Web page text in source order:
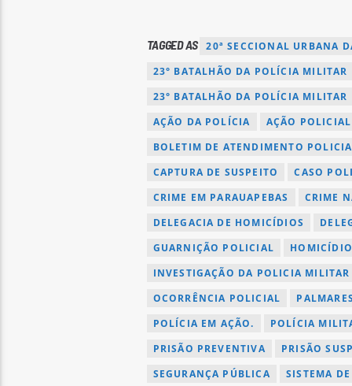
TAGGED AS 20ª SECCIONAL URBANA
23° BATALHÃO DA POLÍCIA MILITAR
23° BATALHÃO DA POLÍCIA MILITAR
AÇÃO DA POLÍCIA
AÇÃO POLICIAL
BOLETIM DE ATENDIMENTO
CAPTURA DE SUSPEITO
CASO
CRIME EM PARAUAPEBAS
CRIME
DELEGACIA DE HOMICÍDIOS
GUARNIÇÃO POLICIAL
HOMICÍDIO
INVESTIGAÇÃO DA POLICIA MILITAR
OCORRÊNCIA POLICIAL
POLÍCIA EM AÇÃO.
POLÍCIA
PRISÃO PREVENTIVA
PRISÃO
SEGURANÇA PÚBLICA
SISTEMA